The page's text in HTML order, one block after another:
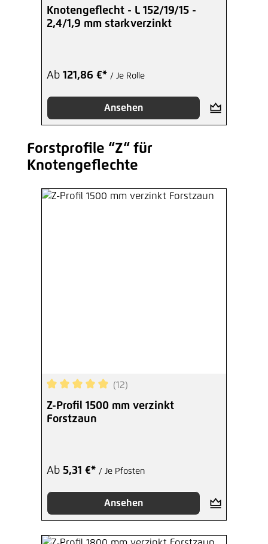
Knotengeflecht - L 152/19/15 -
2,4/1,9 mm starkverzinkt
Ab 121,86 €* / Je Rolle
Ansehen
Produktgalerie überspringen
Forstprofile “Z“ für
Knotengeflechte
Durchschnittliche Bewertung von 4.92 von 5
(12)
Z-Profil 1500 mm verzinkt
Forstzaun
Ab 5,31 €* / Je Pfosten
Ansehen